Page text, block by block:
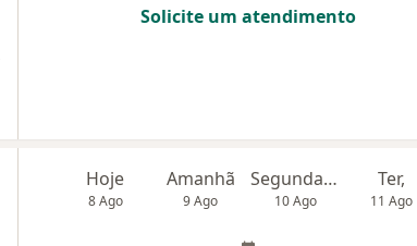
Solicite um atendimento
Hoje
8 Ago
Amanhã
9 Ago
Segunda-feira
10 Ago
Ter,
11 Ago